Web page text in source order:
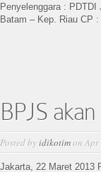
Penyelenggara :
Batam – Kep. Riau CP
BPJS
Posted byidikotimon Apr
Jakarta, 22 Maret 2013